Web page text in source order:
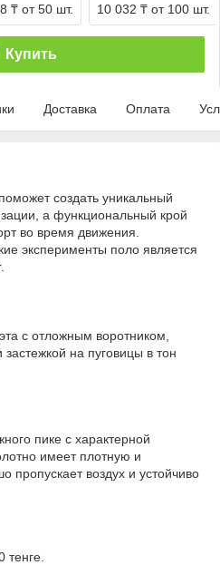
₸ от 50 шт. 10 032 ₸ от 100 шт.
Купить
Доставка Оплата
создать уникальный
а функциональный крой
во время движения.
эксперименты поло является
с отложным воротником,
на пуговицы в тон
пике с характерной
имеет плотную и
пропускает воздух и устойчиво